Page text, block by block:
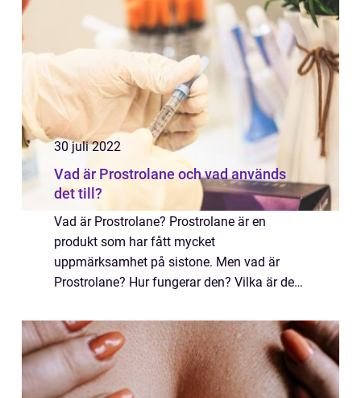
30 juli 2022
Vad är Prostrolane och vad används
det till?
Vad är Prostrolane? Prostrolane är en
produkt som har fått mycket
uppmärksamhet på sistone. Men vad är
Prostrolane? Hur fungerar den? Vilka är dess
att svara p...